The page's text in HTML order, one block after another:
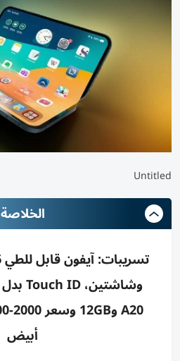
Untitled
الخلاصة
أبيض